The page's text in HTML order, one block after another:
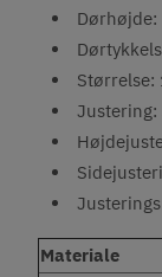
Størrelse:
Materiale